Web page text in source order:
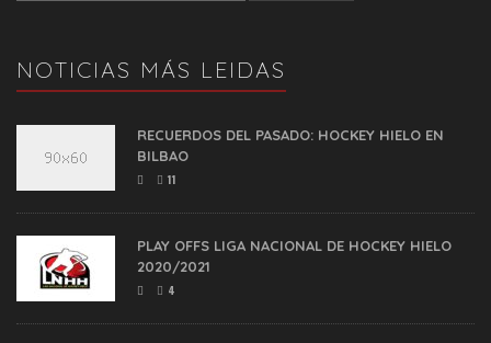
NOTICIAS MÁS LEIDAS
RECUERDOS DEL PASADO: HOCKEY HIELO EN
BILBAO
11
PLAY OFFS LIGA NACIONAL DE HOCKEY HIELO
2020/2021
4